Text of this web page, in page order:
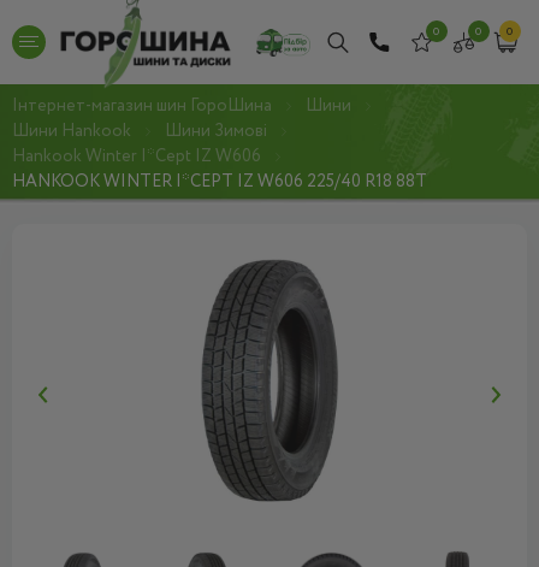
0 0 0
Інтернет-магазин шин ГороШина
Шини
Шини Hankook
Шини Зимові
Hankook Winter I*Cept IZ W606
HANKOOK WINTER I*CEPT IZ W606 225/40 R18 88T